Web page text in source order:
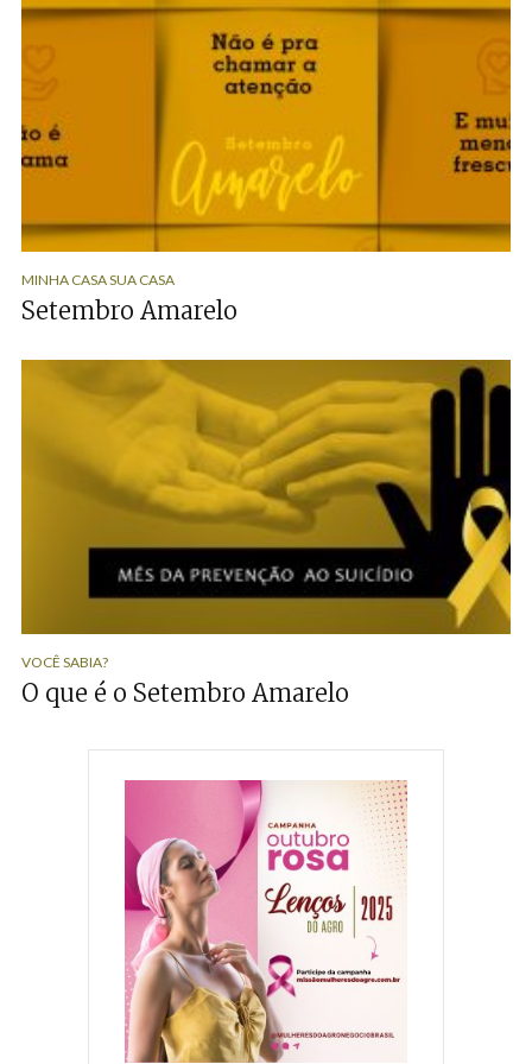
MINHA CASA SUA CASA
Setembro Amarelo
VOCÊ SABIA?
O que é o Setembro Amarelo